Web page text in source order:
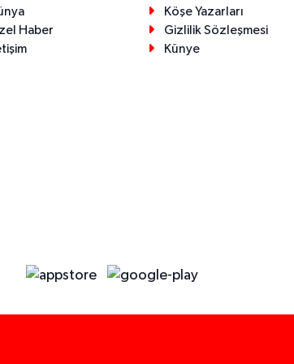
Köşe Yazarları
Haber
Gizlilik Sözleşmesi
Künye